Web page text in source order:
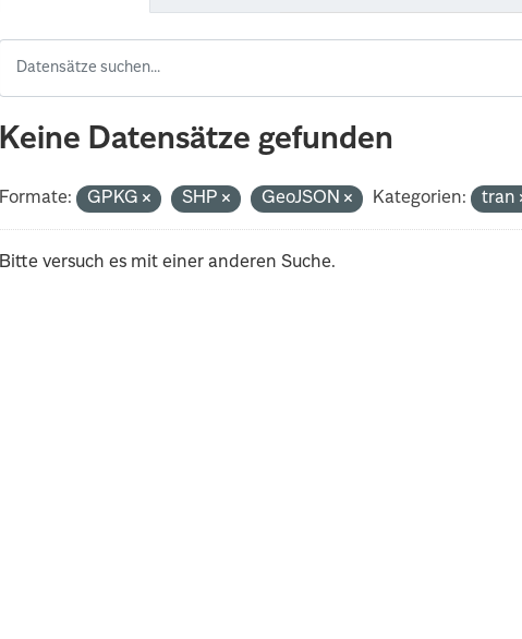
Keine Datensätze gefunden
Formate: GPKG SHP GeoJSON Kategorien: tran
Bitte versuch es mit einer anderen Suche.